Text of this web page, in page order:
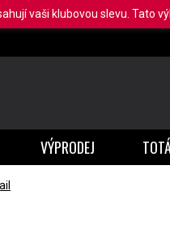
VÝPRODEJ
vaši klubovou slevu.